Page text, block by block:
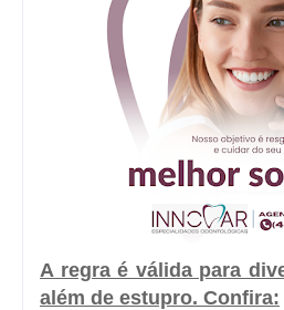
A regra é válida para
além de estupro. Confira: